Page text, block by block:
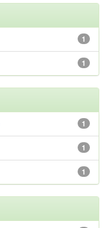
1
1
1
1
1